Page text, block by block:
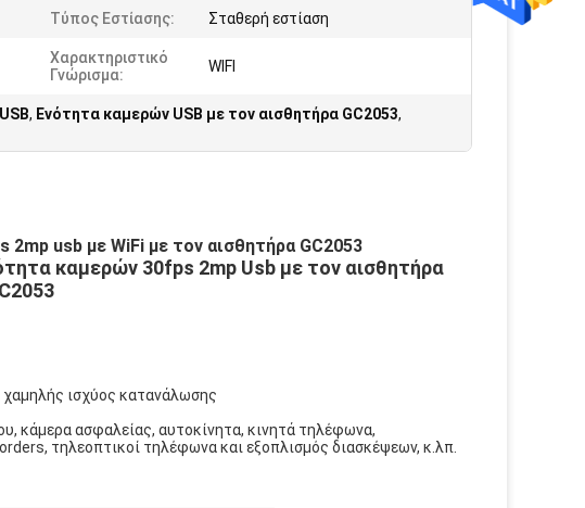
Τύπος Εστίασης: Σταθερή εστίαση
Χαρακτηριστικό
Γνώρισμα:
WIFI
, Ενότητα καμερών USB με τον αισθητήρα GC2053,
usb με WiFi με τον αισθητήρα GC2053
καμερών 30fps 2mp Usb με τον αισθητήρα
χαμηλής ισχύος κατανάλωσης
κάμερα ασφαλείας, αυτοκίνητα, κινητά τηλέφωνα,
τηλεοπτικοί τηλέφωνα και εξοπλισμός διασκέψεων, κ.λπ.